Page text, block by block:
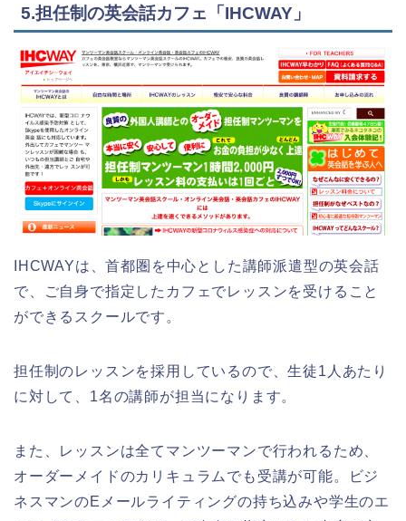
5.担任制の英会話カフェ「IHCWAY」
IHCWAYは、首都圏を中心とした講師派遣型の英会話
で、ご自身で指定したカフェでレッスンを受けること
ができるスクールです。
担任制のレッスンを採用しているので、生徒1人あたり
に対して、1名の講師が担当になります。
また、レッスンは全てマンツーマンで行われるため、
オーダーメイドのカリキュラムでも受講が可能。ビジ
ネスマンのEメールライティングの持ち込みや学生のエ